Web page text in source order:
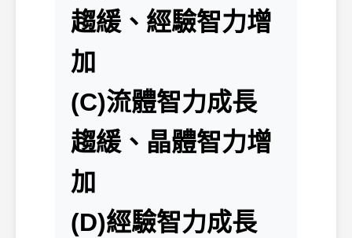
趨緩、經驗智力增
加
(C)流體智力成長
趨緩、晶體智力增
加
(D)經驗智力成長